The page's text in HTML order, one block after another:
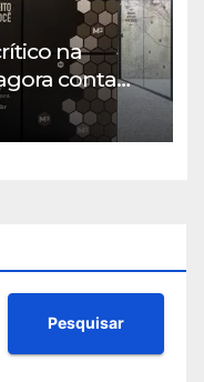
na
conta
e
Pesquisar